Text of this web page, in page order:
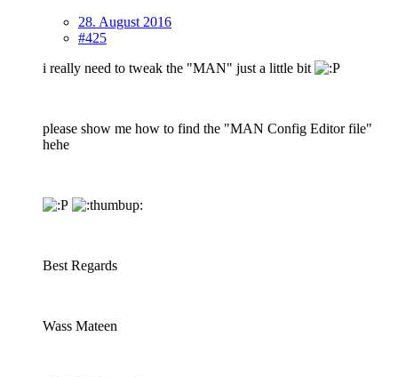
28. August 2016
#425
i really need to tweak the "MAN" just a little bit
please show me how to find the "MAN Config Editor file"
hehe
Best Regards
Wass Mateen